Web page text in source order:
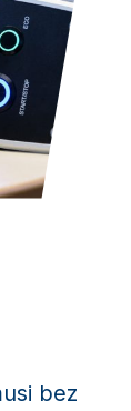
bez